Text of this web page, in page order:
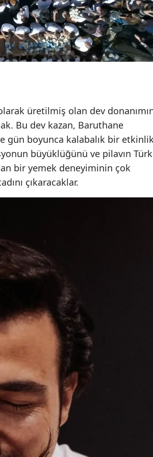
üretilmiş olan dev
Bu dev kazan, Baruthane
gün boyunca kalabalık bir
büyüklüğünü ve pilavın Türk
bir yemek deneyiminin çok
çıkaracaklar.